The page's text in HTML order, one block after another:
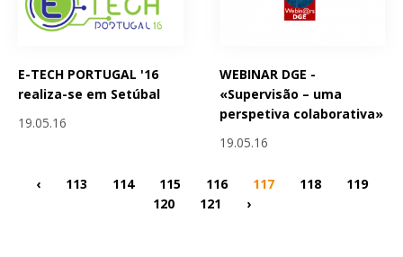
E-TECH PORTUGAL '16
realiza-se em Setúbal
19.05.16
WEBINAR DGE -
«Supervisão – uma
perspetiva colaborativa»
19.05.16
‹ 113 114 115 116 117 118
119
120
121 ›